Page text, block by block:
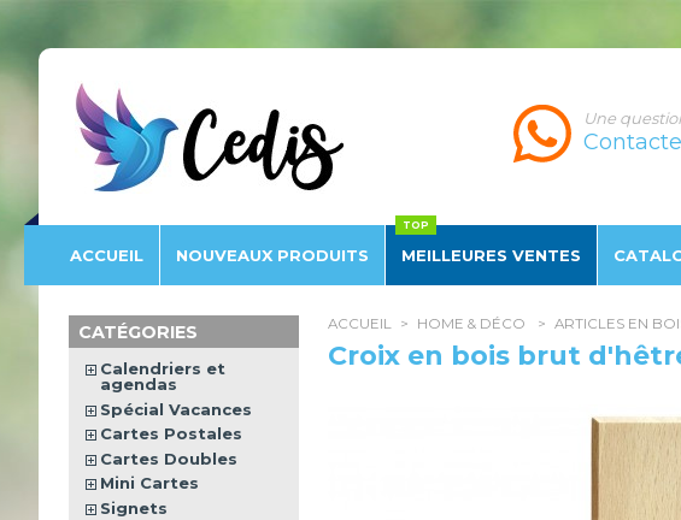
Éditions
Cedis
Une
ACCUEIL NOUVEAUX PRODUITS MEILLEURES VENTES
ACCUEIL > HOME & DÉCO > ARTICLES EN
Croix en bois brut
CATÉGORIES
Calendriers et
agendas
Spécial Vacances
Cartes Postales
Cartes Doubles
Mini Cartes
Signets